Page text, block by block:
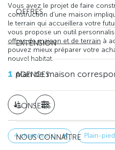
OFFRES
EXTENSION
AGENCES
CONSEILS
NOUS CONNAÎTRE
Vous avez le projet de faire
construction d'une maison
le terrain qui accueillera votre
vous propose un outil
offres de maison et de terrain à
pouvez mieux préparer votre
nouvel habitat.
1 plan de maison
4 chambre(s) Plain-pied